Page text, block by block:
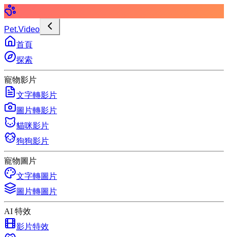
Pet.Video
首頁
探索
寵物影片
文字轉影片
圖片轉影片
貓咪影片
狗狗影片
寵物圖片
文字轉圖片
圖片轉圖片
AI 特效
影片特效